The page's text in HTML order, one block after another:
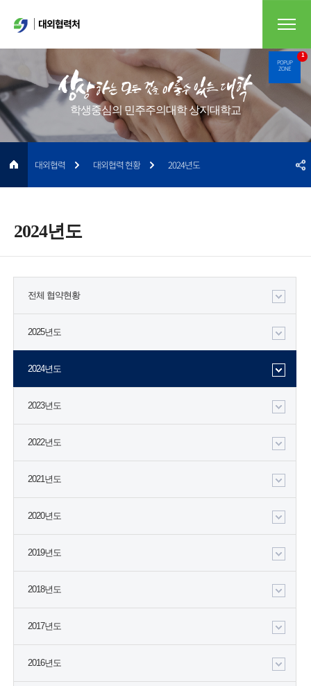
POPUP
ZONE
1
대외협력처
학생중심의 민주주의대학 상지대학교
2024년도
대외협력 대외협력 현황 2024년도
전체 협약현황
2025년도
2024년도
2023년도
2022년도
2021년도
2020년도
2019년도
2018년도
2017년도
2016년도